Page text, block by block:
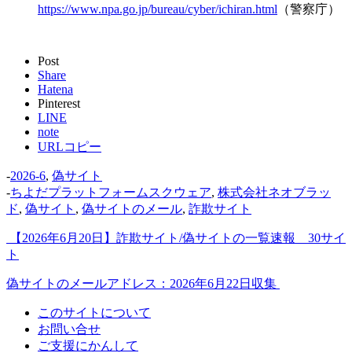
https://www.npa.go.jp/bureau/cyber/ichiran.html （警察庁）
Post
Share
Hatena
Pinterest
LINE
note
URLコピー
-2026-6, 偽サイト
-ちよだプラットフォームスクウェア, 株式会社ネオブラッ
ド, 偽サイト , 偽サイトのメール, 詐欺サイト
【2026年6月20日】詐欺サイト/偽サイトの一覧速報 30サイ
ト
偽サイトのメールアドレス：2026年6月22日収集
このサイトについて
お問い合せ
ご支援にかんして